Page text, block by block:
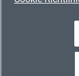
Alle Preise inkl.